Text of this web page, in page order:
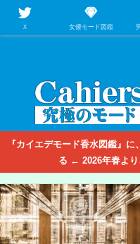
【映画/音楽の中のファッション
パレル業界
『カイエデモード香水図鑑』
る ← 2026年春より
Ｘ 女優モード図鑑